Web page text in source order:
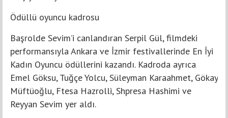
Ödüllü oyuncu kadrosu
Başrolde Sevim’i canlandıran Serpil Gül, filmdeki
performansıyla Ankara ve İzmir festivallerinde En İyi
Kadın Oyuncu ödüllerini kazandı. Kadroda ayrıca
Emel Göksu, Tuğçe Yolcu, Süleyman Karaahmet, Gökay
Müftüoğlu, Ftesa Hazrolli, Shpresa Hashimi ve
Reyyan Sevim yer aldı.